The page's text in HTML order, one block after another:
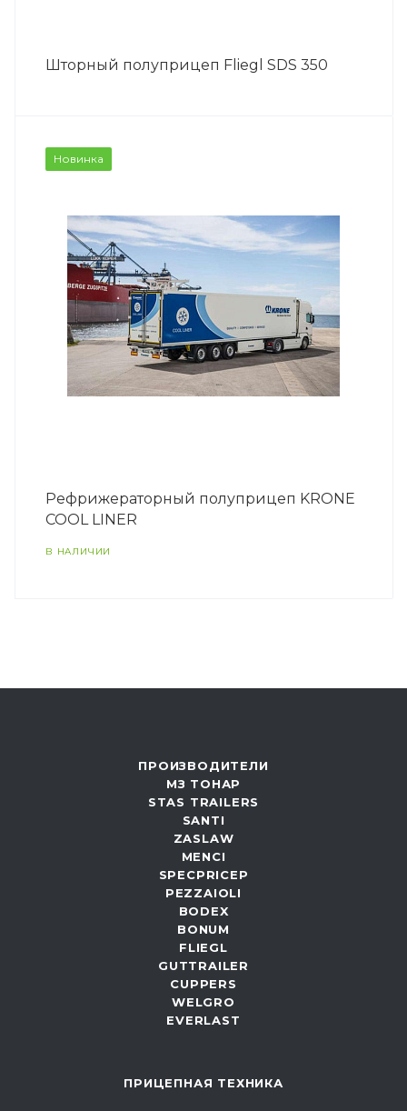
Шторный полуприцеп Fliegl SDS 350
Новинка
Рефрижераторный полуприцеп KRONE
COOL LINER
В НАЛИЧИИ
ПРОИЗВОДИТЕЛИ
МЗ ТОНАР
STAS TRAILERS
SANTI
ZASLAW
MENCI
SPECPRICEP
PEZZAIOLI
BODEX
BONUM
FLIEGL
GUTTRAILER
CUPPERS
WELGRO
EVERLAST
ПРИЦЕПНАЯ ТЕХНИКА